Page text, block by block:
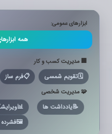
ابزارهای عمومی:
همه
🏢 مدیریت کسب و کار
🗓️تقویم شمسی 📋فرم ساز
🧩 مدیریت شخصی
📝یادداشت ها 📊
🖼️